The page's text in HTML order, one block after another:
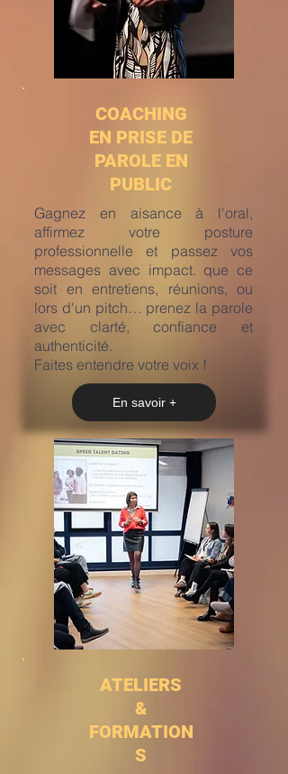
COACHING
EN PRISE DE
PAROLE EN
PUBLIC
Gagnez en aisance à l'oral,
affirmez votre posture
professionnelle et passez vos
messages avec impact. que ce
soit en entretiens, réunions, ou
lors d'un pitch… prenez la parole
avec clarté, confiance et
authenticité.
Faites entendre votre voix !
En savoir +
ATELIERS
&
FORMATION
S